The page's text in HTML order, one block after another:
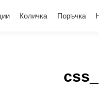
Количка Поръчка